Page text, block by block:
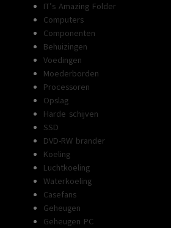
IT’s Amazing Folder
Computers
Componenten
Behuizingen
Voedingen
Moederborden
Processoren
Opslag
Harde schijven
SSD
DVD-RW brander
Koeling
Luchtkoeling
Waterkoeling
Casefans
Geheugen
Geheugen PC